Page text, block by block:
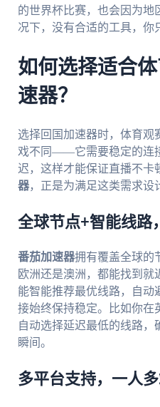
的世界杯比赛，也会因为地
况下，没有合适的工具，你
如何选择适合
速器？
选择回国加速器时，体育观
戏不同——它需要稳定的连
迟，这样才能保证直播不卡
器，正是为满足这类需求设
全球节点+智能线路
番茄加速器拥有覆盖全球的
欧洲还是澳洲，都能找到就
能智能推荐最优线路，自动
接始终保持稳定。比如你在
自动选择延迟最低的线路，
瞬间。
多平台支持，一人